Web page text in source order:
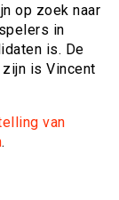
op zoek naar
in
is. De
is Vincent
van
.